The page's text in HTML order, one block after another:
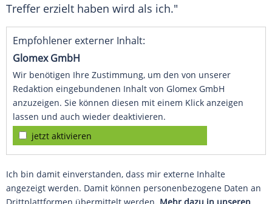
Treffer erzielt haben wird als ich."
Empfohlener externer Inhalt:
Glomex GmbH
Wir benötigen Ihre Zustimmung, um den von unserer
Redaktion eingebundenen Inhalt von Glomex GmbH
anzuzeigen. Sie können diesen mit einem Klick anzeigen
lassen und auch wieder deaktivieren.
jetzt aktivieren
Ich bin damit einverstanden, dass mir externe Inhalte
angezeigt werden. Damit können personenbezogene Daten an